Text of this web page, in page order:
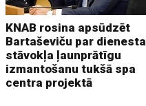
KNAB rosina apsūdzēt
Bartaševiču par dienesta
stāvokļa ļaunprātīgu
izmantošanu tukšā spa
centra projektā